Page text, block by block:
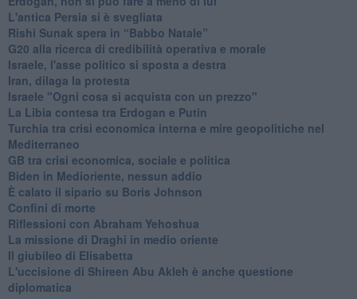
L'antica Persia si è svegliata
Rishi Sunak spera in “Babbo Natale”
G20 alla ricerca di credibilità operativa e morale
Israele, l'asse politico si sposta a destra
Iran, dilaga la protesta
Israele "Ogni cosa si acquista con un prezzo"
La Libia contesa tra Erdogan e Putin
Turchia tra crisi economica interna e mire geopolitiche nel
Mediterraneo
GB tra crisi economica, sociale e politica
Biden in Medioriente, nessun addio
È calato il sipario su Boris Johnson
Confini di morte
Riflessioni con Abraham Yehoshua
La missione di Draghi in medio oriente
Il giubileo di Elisabetta
L'uccisione di Shireen Abu Akleh è anche questione
diplomatica